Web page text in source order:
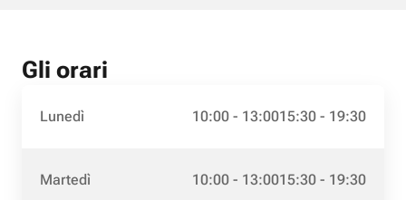
Gli orari
Lunedì 10:00 - 13:0015:30 - 19:30
Martedì 10:00 - 13:0015:30 - 19:30